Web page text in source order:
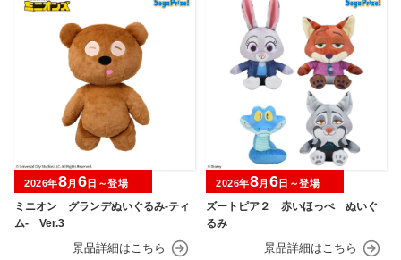
ミニオン グランデぬいぐるみ‐ティ
ム‐ Ver.3
2026年8月 6 日～登場
ズートピア２ 赤いほっぺ ぬいぐ
るみ
2026年8月 6 日～登場